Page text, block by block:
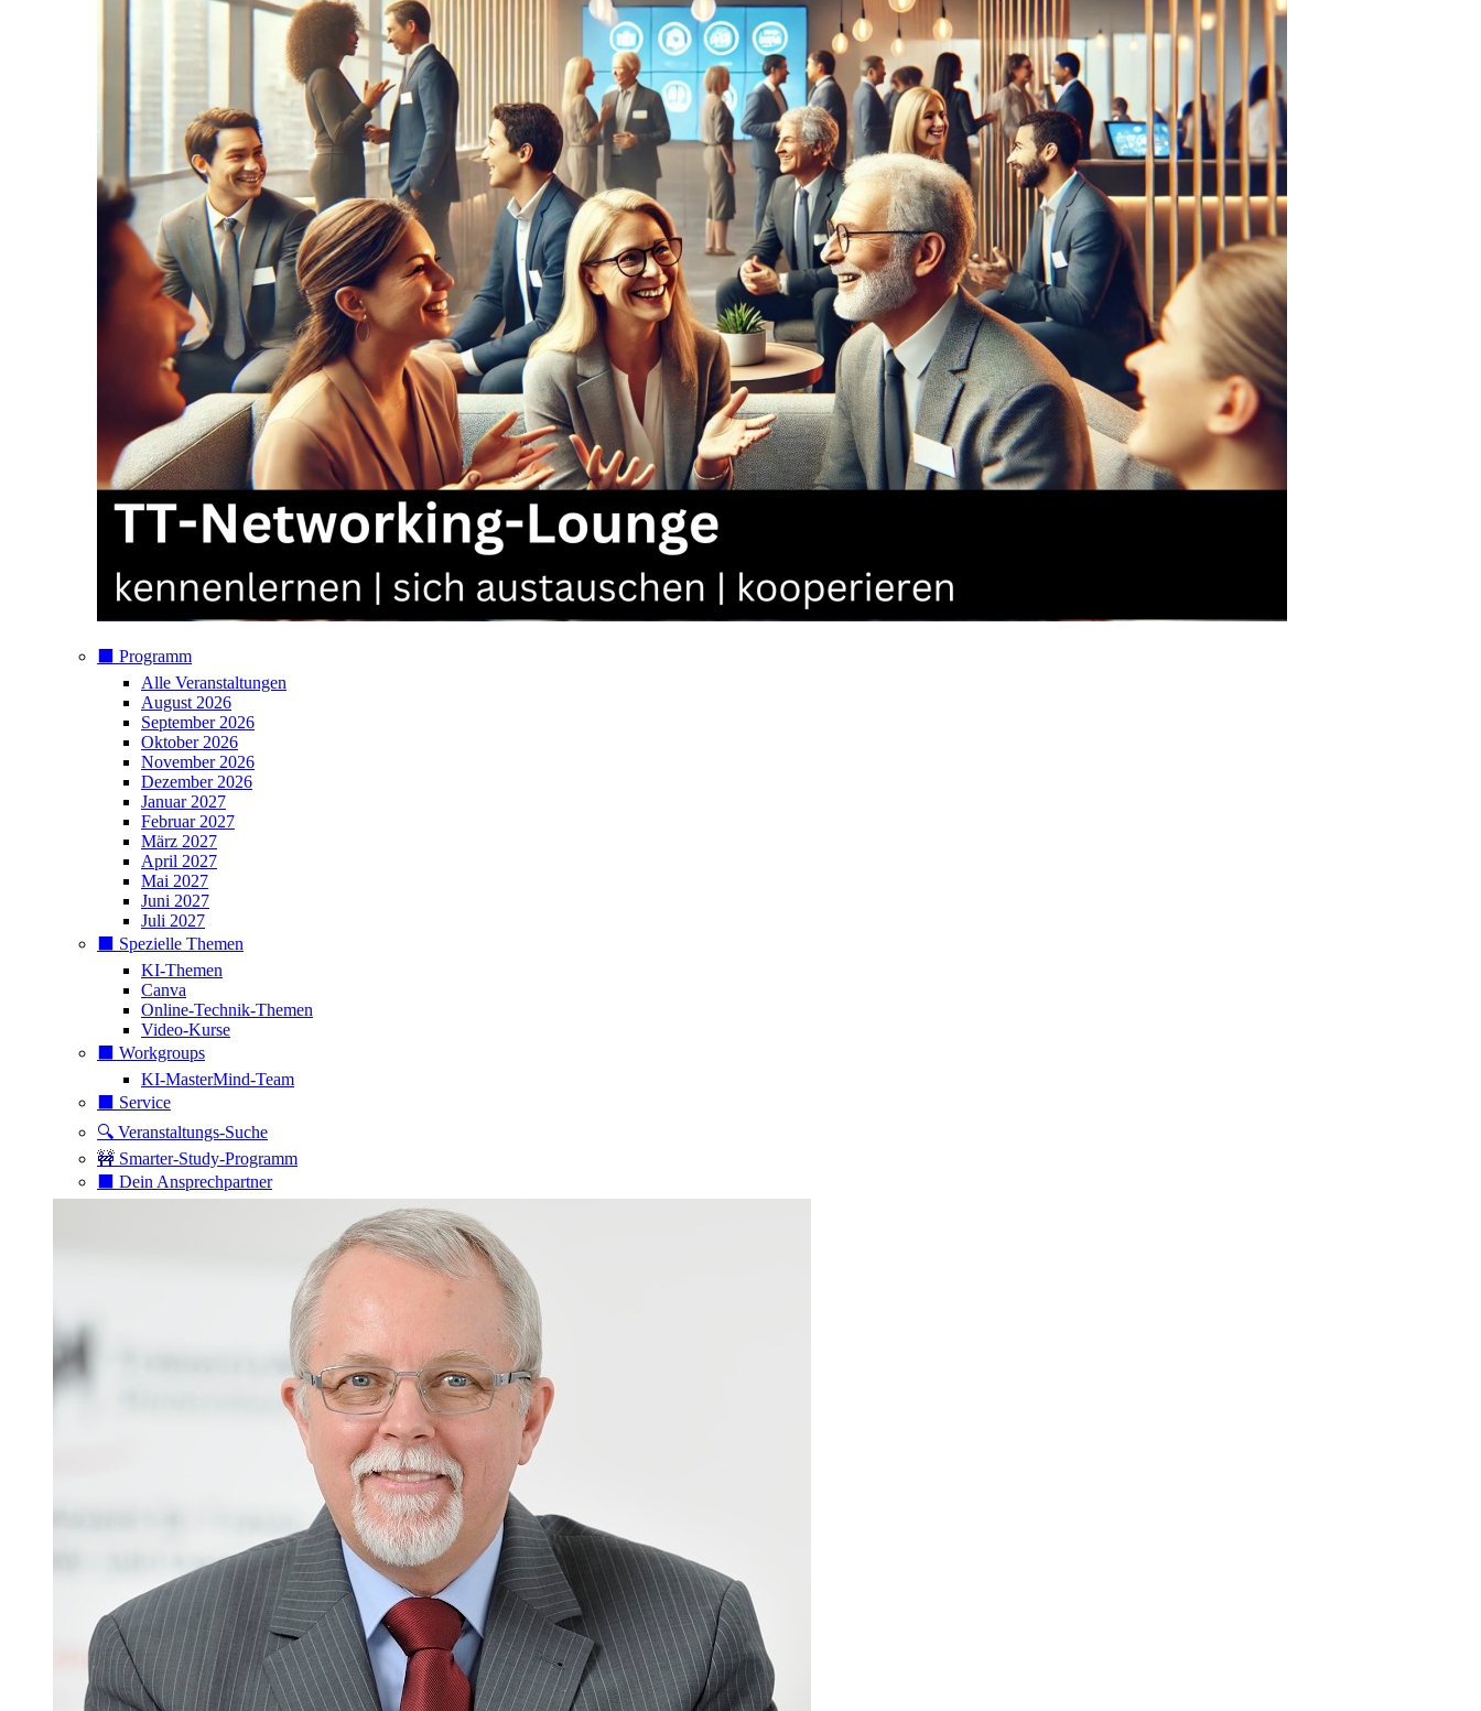
⬛️ Programm
Alle Veranstaltungen
August 2026
September 2026
Oktober 2026
November 2026
Dezember 2026
Januar 2027
Februar 2027
März 2027
April 2027
Mai 2027
Juni 2027
Juli 2027
⬛️ Spezielle Themen
KI-Themen
Canva
Online-Technik-Themen
Video-Kurse
⬛️ Workgroups
KI-MasterMind-Team
⬛️ Service
🔍 Veranstaltungs-Suche
🚧 Smarter-Study-Programm
⬛️ Dein Ansprechpartner